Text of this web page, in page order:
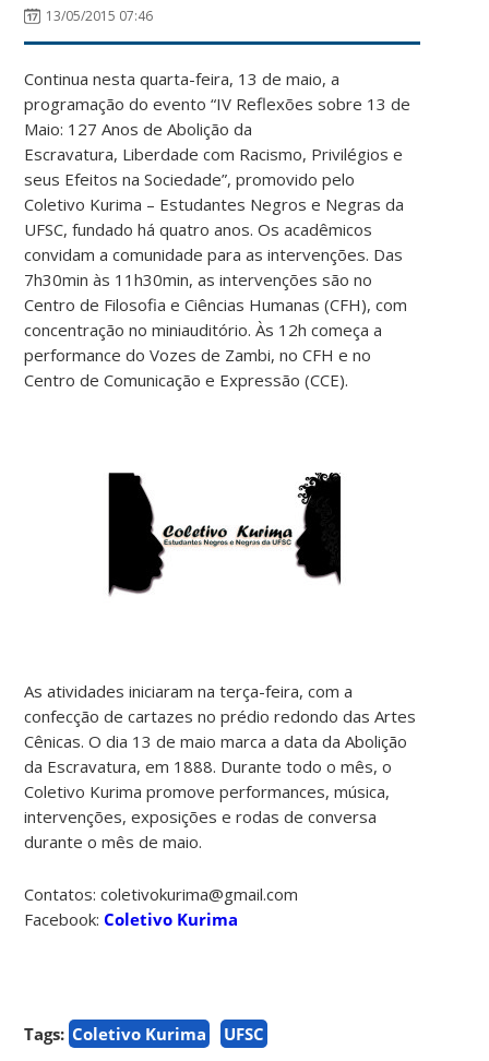
13/05/2015 07:46
Continua nesta quarta-feira, 13 de maio, a
programação do evento “IV Reflexões sobre 13 de
Maio: 127 Anos de Abolição da
Escravatura, Liberdade com Racismo, Privilégios e
seus Efeitos na Sociedade”, promovido pelo
Coletivo Kurima – Estudantes Negros e Negras da
UFSC, fundado há quatro anos. Os acadêmicos
convidam a comunidade para as intervenções. Das
7h30min às 11h30min, as intervenções são no
Centro de Filosofia e Ciências Humanas (CFH), com
concentração no miniauditório. Às 12h começa a
performance do Vozes de Zambi, no CFH e no
Centro de Comunicação e Expressão (CCE).
As atividades iniciaram na terça-feira, com a
confecção de cartazes no prédio redondo das Artes
Cênicas. O dia 13 de maio marca a data da Abolição
da Escravatura, em 1888. Durante todo o mês, o
Coletivo Kurima promove performances, música,
intervenções, exposições e rodas de conversa
durante o mês de maio.
Contatos: coletivokurima@gmail.com
Facebook:Coletivo Kurima
Tags: Coletivo Kurima UFSC